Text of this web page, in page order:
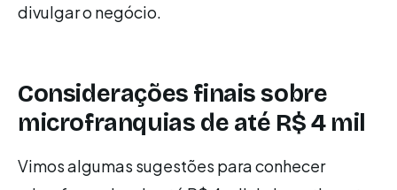
divulgar o negócio.
Considerações finais sobre
microfranquias de até R$ 4 mil
Vimos algumas sugestões para conhecer